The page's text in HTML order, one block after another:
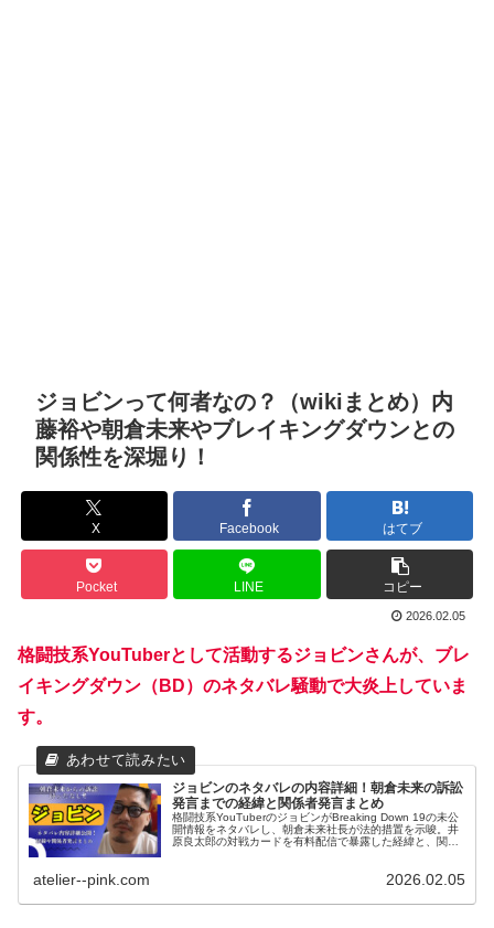
ジョビンって何者なの？（wikiまとめ）内
藤裕や朝倉未来やブレイキングダウンとの
関係性を深堀り！
X Facebook はてブ
Pocket LINE コピー
2026.02.05
格闘技系YouTuberとして活動するジョビンさんが、ブレ
イキングダウン（BD）のネタバレ騒動で大炎上していま
す。
ジョビンのネタバレの内容詳細！朝倉未来の訴訟
発言までの経緯と関係者発言まとめ
格闘技系YouTuberのジョビンがBreaking Down 19の未公
開情報をネタバレし、朝倉未来社長が法的措置を示唆。井
原良太郎の対戦カードを有料配信で暴露した経緯と、関係
atelier--pink.com 2026.02.05